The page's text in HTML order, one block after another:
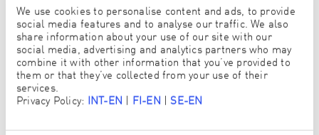
We use cookies to personalise content and ads, to provide
social media features and to analyse our traffic. We also
share information about your use of our site with our
social media, advertising and analytics partners who may
combine it with other information that you’ve provided to
them or that they’ve collected from your use of their
services.
Privacy Policy: INT-EN FI-EN SE-EN
3. Dort kannst Du ENJO Produkte selbst ausprobieren
und kaufen